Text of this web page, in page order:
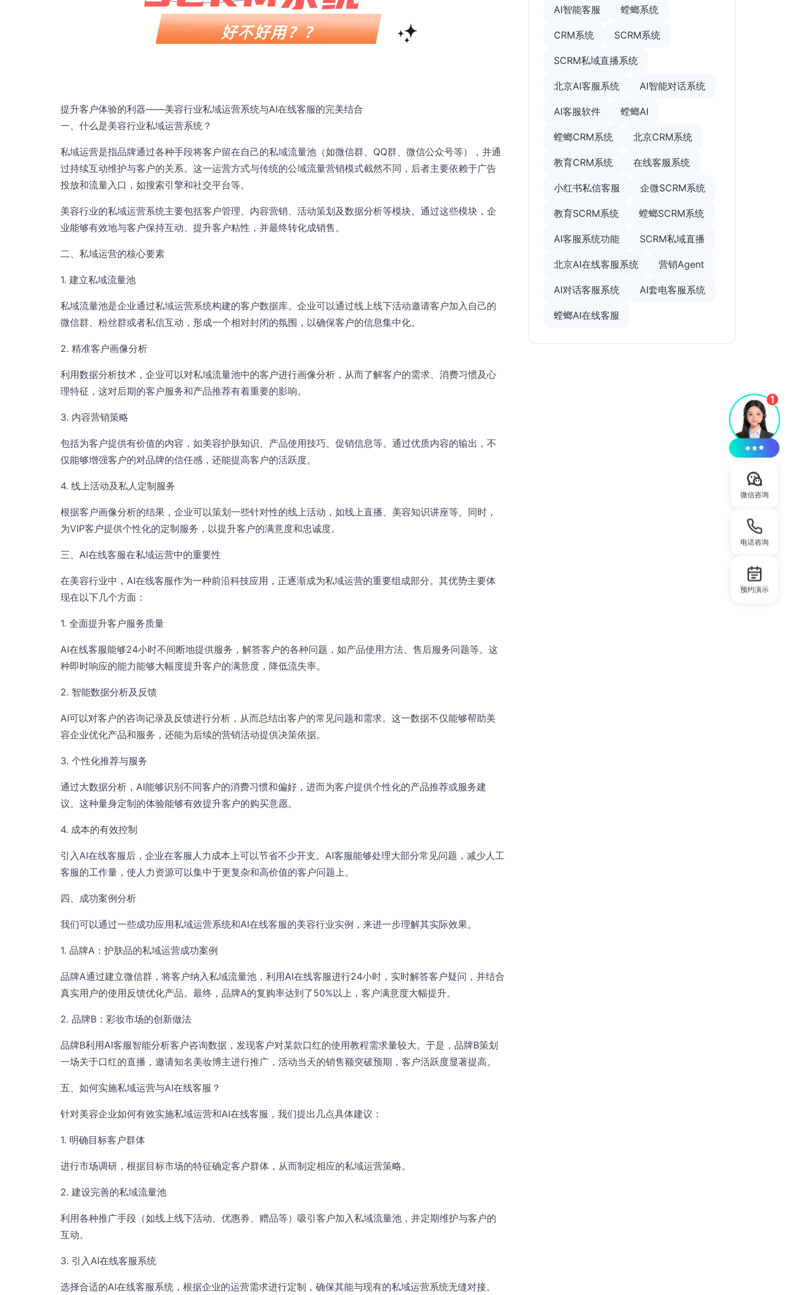
提升客户体验的利器——美容行业私域运营系统与AI在线客服的完美结合
一、什么是美容行业私域运营系统？
私域运营是指品牌通过各种手段将客户留在自己的私域流量池（如微信群、QQ群、微信公众号等），并通
过持续互动维护与客户的关系。这一运营方式与传统的公域流量营销模式截然不同，后者主要依赖于广告
投放和流量入口，如搜索引擎和社交平台等。
美容行业的私域运营系统主要包括客户管理、内容营销、活动策划及数据分析等模块。通过这些模块，企
业能够有效地与客户保持互动、提升客户粘性，并最终转化成销售。
二、私域运营的核心要素
1. 建立私域流量池
私域流量池是企业通过私域运营系统构建的客户数据库。企业可以通过线上线下活动邀请客户加入自己的
微信群、粉丝群或者私信互动，形成一个相对封闭的氛围，以确保客户的信息集中化。
2. 精准客户画像分析
利用数据分析技术，企业可以对私域流量池中的客户进行画像分析，从而了解客户的需求、消费习惯及心
理特征，这对后期的客户服务和产品推荐有着重要的影响。
3. 内容营销策略
包括为客户提供有价值的内容，如美容护肤知识、产品使用技巧、促销信息等。通过优质内容的输出，不
仅能够增强客户的对品牌的信任感，还能提高客户的活跃度。
4. 线上活动及私人定制服务
根据客户画像分析的结果，企业可以策划一些针对性的线上活动，如线上直播、美容知识讲座等。同时，
为VIP客户提供个性化的定制服务，以提升客户的满意度和忠诚度。
三、AI在线客服在私域运营中的重要性
在美容行业中，AI在线客服作为一种前沿科技应用，正逐渐成为私域运营的重要组成部分。其优势主要体
现在以下几个方面：
1. 全面提升客户服务质量
AI在线客服能够24小时不间断地提供服务，解答客户的各种问题，如产品使用方法、售后服务问题等。这
种即时响应的能力能够大幅度提升客户的满意度，降低流失率。
2. 智能数据分析及反馈
AI可以对客户的咨询记录及反馈进行分析，从而总结出客户的常见问题和需求。这一数据不仅能够帮助美
容企业优化产品和服务，还能为后续的营销活动提供决策依据。
3. 个性化推荐与服务
通过大数据分析，AI能够识别不同客户的消费习惯和偏好，进而为客户提供个性化的产品推荐或服务建
议。这种量身定制的体验能够有效提升客户的购买意愿。
4. 成本的有效控制
引入AI在线客服后，企业在客服人力成本上可以节省不少开支。AI客服能够处理大部分常见问题，减少人工
客服的工作量，使人力资源可以集中于更复杂和高价值的客户问题上。
四、成功案例分析
我们可以通过一些成功应用私域运营系统和AI在线客服的美容行业实例，来进一步理解其实际效果。
1. 品牌A：护肤品的私域运营成功案例
品牌A通过建立微信群，将客户纳入私域流量池，利用AI在线客服进行24小时，实时解答客户疑问，并结合
真实用户的使用反馈优化产品。最终，品牌A的复购率达到了50%以上，客户满意度大幅提升。
2. 品牌B：彩妆市场的创新做法
品牌B利用AI客服智能分析客户咨询数据，发现客户对某款口红的使用教程需求量较大。于是，品牌B策划
一场关于口红的直播，邀请知名美妆博主进行推广，活动当天的销售额突破预期，客户活跃度显著提高。
五、如何实施私域运营与AI在线客服？
针对美容企业如何有效实施私域运营和AI在线客服，我们提出几点具体建议：
1. 明确目标客户群体
进行市场调研，根据目标市场的特征确定客户群体，从而制定相应的私域运营策略。
2. 建设完善的私域流量池
利用各种推广手段（如线上线下活动、优惠券、赠品等）吸引客户加入私域流量池，并定期维护与客户的
互动。
3. 引入AI在线客服系统
选择合适的AI在线客服系统，根据企业的运营需求进行定制，确保其能与现有的私域运营系统无缝对接。
AI智能客服 螳螂系统
CRM系统 SCRM系统
SCRM私域直播系统
北京AI客服系统 AI智能对话系统
AI客服软件 螳螂AI
螳螂CRM系统 北京CRM系统
教育CRM系统 在线客服系统
小红书私信客服 企微SCRM系统
教育SCRM系统 螳螂SCRM系统
AI客服系统功能 SCRM私域直播
北京AI在线客服系统 营销Agent
AI对话客服系统 AI套电客服系统
螳螂AI在线客服
微信咨询
电话咨询
预约演示